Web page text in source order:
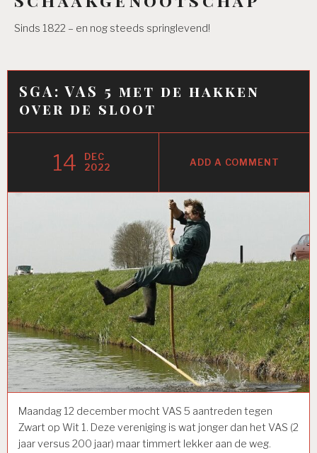
Sinds 1822 – en nog steeds springlevend!
SGA: VAS 5 met de hakken
over de sloot
14
DEC
2022
ADD A COMMENT
Maandag 12 december mocht VAS 5 aantreden tegen
Zwart op Wit 1. Deze vereniging is wat jonger dan het VAS (2
jaar versus 200 jaar) maar timmert lekker aan de weg.